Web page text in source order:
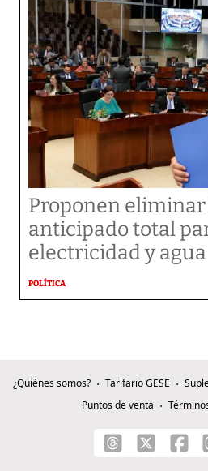
Proponen
anticipado total
electricidad y agua
POLÍTICA
¿Quiénes somos? Tarifario GESE
Puntos de venta